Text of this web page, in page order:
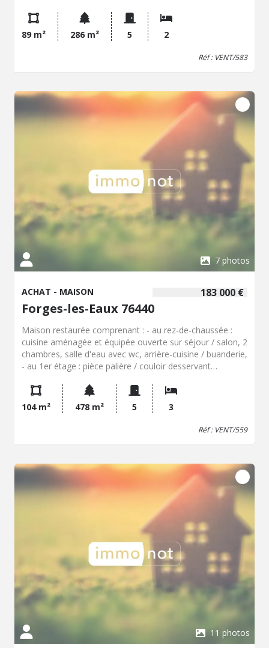
cave sous partie, Garage indépendant Terrain 286 m²
89 m²
286 m² 5 2
Réf : VENT/583
7 photos
183 000 €
ACHAT - MAISON
Forges-les-Eaux 76440
Maison restaurée comprenant : - au rez-de-chaussée :
cuisine aménagée et équipée ouverte sur séjour / salon, 2
chambres, salle d'eau avec wc, arrière-cuisine / buanderie,
- au 1er étage : pièce palière / couloir desservant
électrique, cave, appentis, dépendance, Terrain 478 m²
104 m²
478 m² 5 3
Réf : VENT/559
11 photos